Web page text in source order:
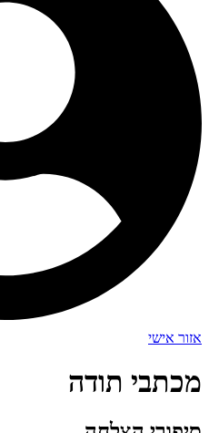
אזור אישי
מכתבי תודה